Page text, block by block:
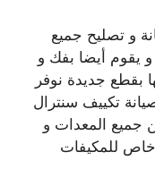
و تصليح جميع
و يقوم أيضا بفك و
بقطع جديدة نوفر
تكييف سنترال
جميع المعدات و
خاص للمكيفات